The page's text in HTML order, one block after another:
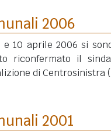
2006
e 10 aprile 2006 si
riconfermato il
di Centrosinistra
2001